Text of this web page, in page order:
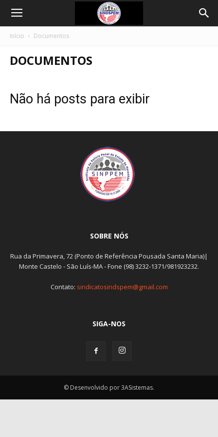
Início Documentos
DOCUMENTOS
Não há posts para exibir
SOBRE NÓS
Rua da Primavera, 72 (Ponto de Referência Pousada Santa Maria)|
Monte Castelo - São Luís-MA - Fone (98) 3232-1371/981923232.
Contato: sindicatosindspem@gmail.com
SIGA-NOS
© Desenvolvido por 3ASistemas.